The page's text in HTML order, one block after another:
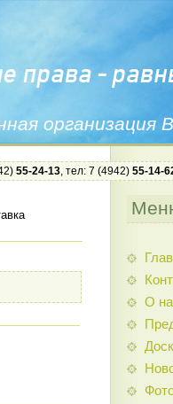
организация
55-24-13, тел: 7 (4942) 55-14-
О